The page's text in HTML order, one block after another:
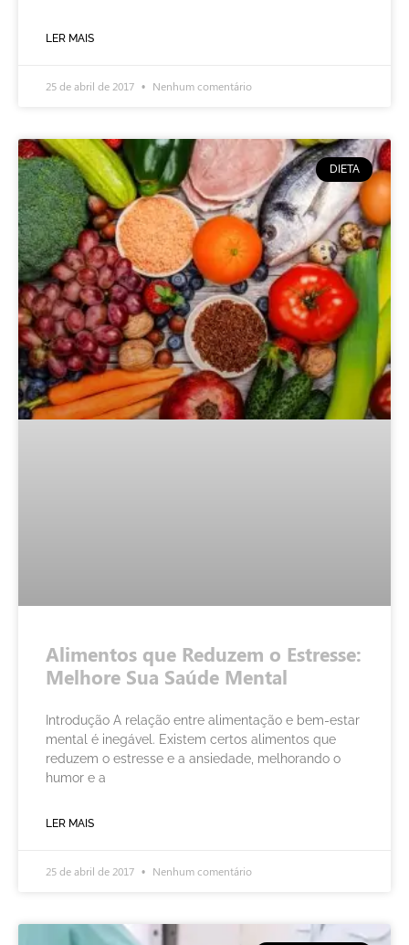
LER MAIS
25 de abril de 2017 Nenhum comentário
DIETA
Alimentos que Reduzem o Estresse:
Melhore Sua Saúde Mental
Introdução A relação entre alimentação e bem-estar
mental é inegável. Existem certos alimentos que
reduzem o estresse e a ansiedade, melhorando o
humor e a
LER MAIS
25 de abril de 2017 Nenhum comentário